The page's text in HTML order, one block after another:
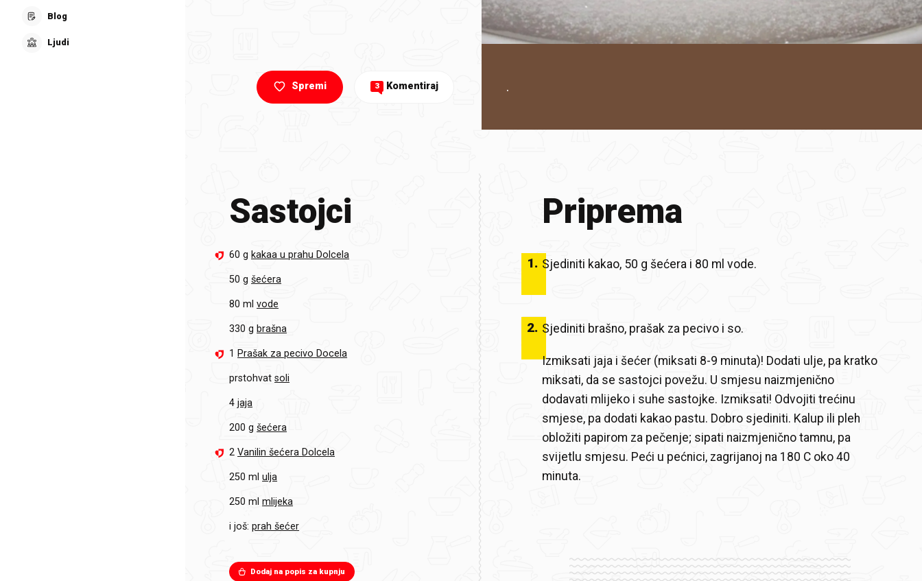
Blog
Ljudi
.
Spremi 3 Komentiraj
Sastojci
60 g kakaa u prahu Dolcela
50 g šećera
80 ml vode
330 g brašna
1 Prašak za pecivo Docela
prstohvat soli
4 jaja
200 g šećera
2 Vanilin šećera Dolcela
250 ml ulja
250 ml mlijeka
i još: prah šećer
Dodaj na popis za kupnju
Priprema
1. Sjediniti kakao, 50 g šećera i 80 ml vode.
2. Sjediniti brašno, prašak za pecivo i so.
Izmiksati jaja i šećer (miksati 8-9 minuta)! Dodati ulje, pa kratko
miksati, da se sastojci povežu. U smjesu naizmjenično
dodavati mlijeko i suhe sastojke. Izmiksati! Odvojiti trećinu
smjese, pa dodati kakao pastu. Dobro sjediniti. Kalup ili pleh
obložiti papirom za pečenje; sipati naizmjenično tamnu, pa
svijetlu smjesu. Peći u pećnici, zagrijanoj na 180 C oko 40
minuta.